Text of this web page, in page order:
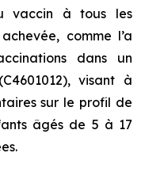
vaccin à tous les
comme l’a
dans un
visant à
sur le profil de
âgés de 5 à 17